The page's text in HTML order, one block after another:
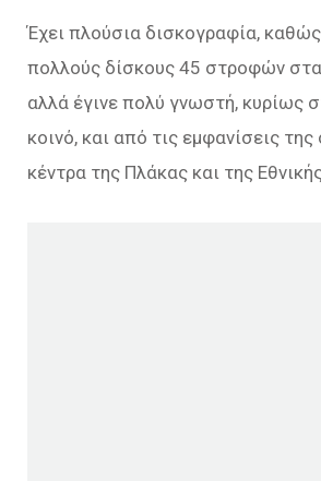
Έχει πλούσια δισκογραφία,
πολλούς δίσκους 45 στροφών στα
αλλά έγινε πολύ γνωστή, κυρίως
κοινό, και από τις εμφανίσεις της
κέντρα της Πλάκας και της